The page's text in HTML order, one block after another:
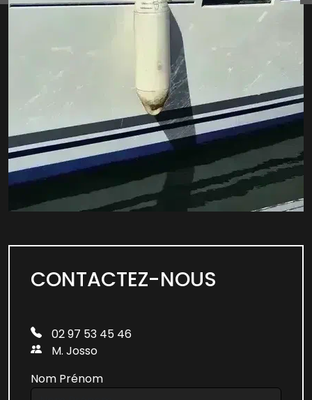
CONTACTEZ-NOUS
02 97 53 45 46
M. Josso
Nom Prénom